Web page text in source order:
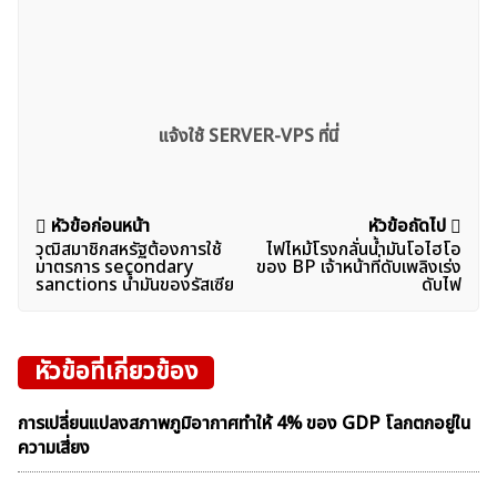
แจ้งใช้ SERVER-VPS ที่นี่
แนะแนว
เรื่อง
หัวข้อก่อนหน้า
วุฒิสมาชิกสหรัฐต้องการใช้
มาตรการ secondary
sanctions น้ำมันของรัสเซีย
หัวข้อถัดไป
ไฟไหม้โรงกลั่นน้ำมันโอไฮโอ
ของ BP เจ้าหน้าที่ดับเพลิงเร่ง
ดับไฟ
หัวข้อที่เกี่ยวข้อง
การเปลี่ยนแปลงสภาพภูมิอากาศทำให้ 4% ของ GDP โลกตกอยู่ใน
ความเสี่ยง